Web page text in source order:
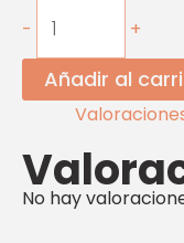
- +
Añadir al
No hay